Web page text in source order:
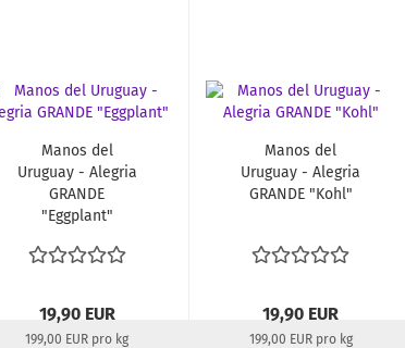
Manos del
Uruguay - Alegria
GRANDE
"Eggplant"
19,90 EUR
199,00 EUR pro kg
Manos del
Uruguay - Alegria
GRANDE "Kohl"
19,90 EUR
199,00 EUR pro kg